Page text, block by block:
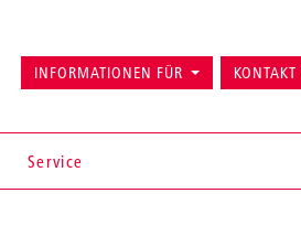
Service
INFORMATIONEN FÜR KONTAKT